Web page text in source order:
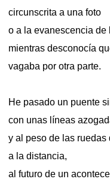
circunscrita a una foto
o a la evanescencia de
mientras desconocía
vagaba por otra parte.
He pasado un puente
con unas líneas
y al peso de las ruedas
a la distancia,
al futuro de un